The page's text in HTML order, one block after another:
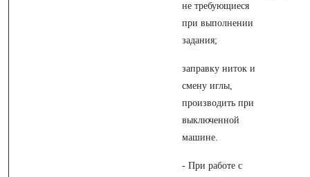
не требующиеся
при выполнении
задания;
заправку ниток и
смену иглы,
производить при
выключенной
машине.
- При работе с